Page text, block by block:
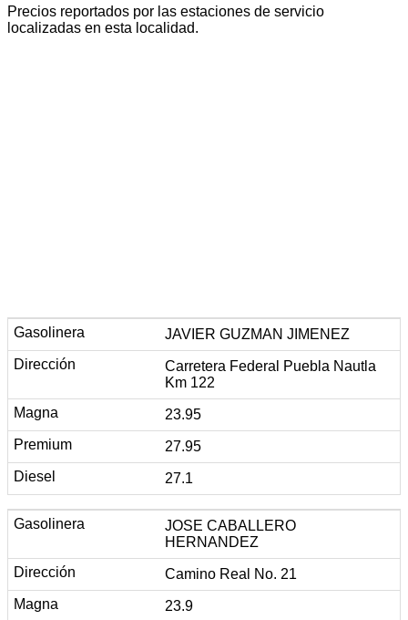
Precios reportados por las estaciones de servicio
localizadas en esta localidad.
JAVIER GUZMAN JIMENEZ
Carretera Federal Puebla Nautla
Km 122
23.95
27.95
27.1
JOSE CABALLERO
HERNANDEZ
Camino Real No. 21
23.9